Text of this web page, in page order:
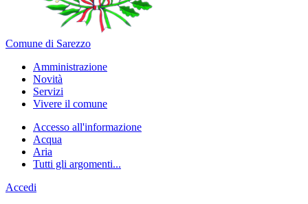
Comune di Sarezzo
Amministrazione
Novità
Servizi
Vivere il comune
Accesso all'informazione
Acqua
Aria
Tutti gli argomenti...
Accedi